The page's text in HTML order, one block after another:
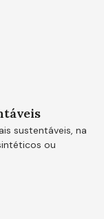
sustentáveis, na
ou